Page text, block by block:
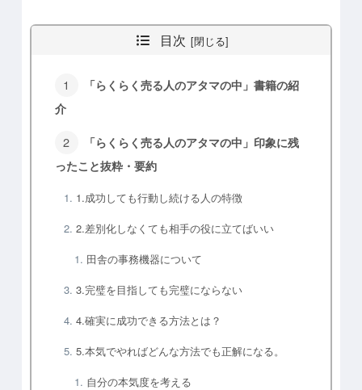
目次
「らくらく売る人のアタマの中」書籍の紹
介
「らくらく売る人のアタマの中」印象に残
ったこと抜粋・要約
1.成功しても行動し続ける人の特徴
2.差別化しなくても相手の役に立てばいい
田舎の事務機器について
3.完璧を目指しても完璧にならない
4.確実に成功できる方法とは？
5.本気でやればどんな方法でも正解になる。
自分の本気度を考える